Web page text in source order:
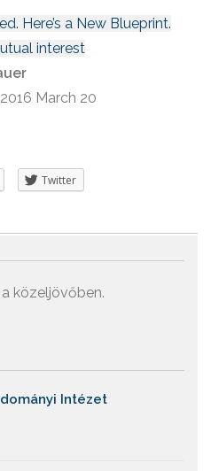
Here’s a New Blueprint.
interest
March 20
Twitter
közeljövőben.
Intézet